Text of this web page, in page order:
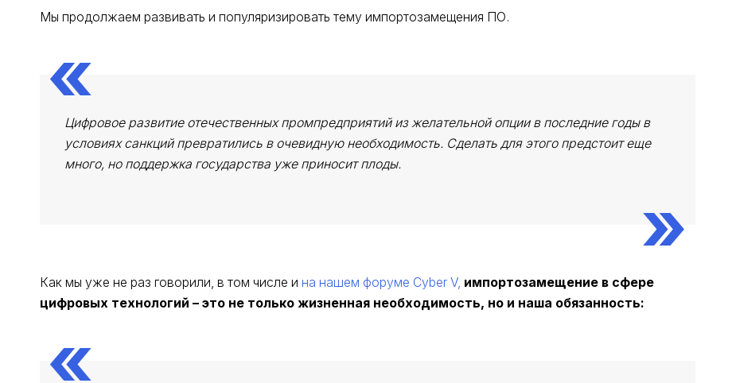
Мы продолжаем развивать и популяризировать тему импортозамещения ПО.
Цифровое развитие отечественных промпредприятий из желательной опции в последние годы в
условиях санкций превратились в очевидную необходимость. Сделать для этого предстоит еще
много, но поддержка государства уже приносит плоды.
Как мы уже не раз говорили, в том числе и на нашем форуме Cyber V, импортозамещение в сфере
цифровых технологий – это не только жизненная необходимость, но и наша обязанность: